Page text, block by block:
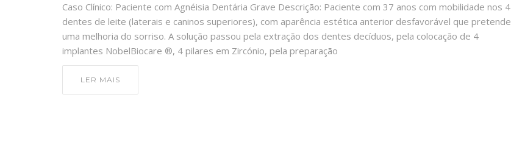
Caso Clínico: Paciente com Agnéisia Dentária Grave Descrição: Paciente com 37 anos com mobilidade nos 4
dentes de leite (laterais e caninos superiores), com aparência estética anterior desfavorável que pretende
uma melhoria do sorriso. A solução passou pela extração dos dentes decíduos, pela colocação de 4
implantes NobelBiocare ®, 4 pilares em Zircónio, pela preparação
LER MAIS